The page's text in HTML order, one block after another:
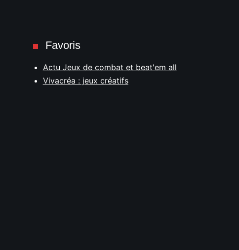
Favoris
Actu Jeux de combat et beat'em all
Vivacréa : jeux créatifs